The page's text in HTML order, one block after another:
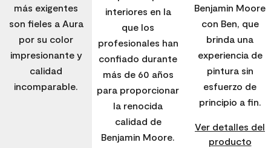
más exigentes
son fieles a Aura
por su color
impresionante y
calidad
incomparable.
interiores en la
que los
profesionales han
confiado durante
más de 60 años
para proporcionar
la renocida
calidad de
Benjamin Moore.
Benjamin Moore
con Ben, que
brinda una
experiencia de
pintura sin
esfuerzo de
principio a fin.
Ver detalles del
producto